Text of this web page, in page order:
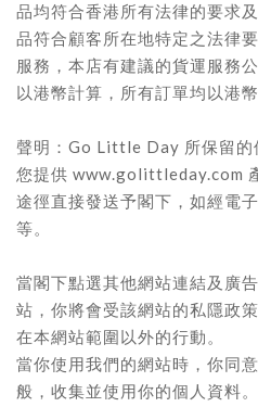
品均符合香港所有法律的要求
品符合顧客所在地特定之法律
服務，本店有建議的貨運服務
以港幣計算，所有訂單均以港幣
聲明：Go Little Day 所保留的
您提供 www.golittleday.com
途徑直接發送予閣下，如經電
等。
當閣下點選其他網站連結及廣
站，你將會受該網站的私隱政
在本網站範圍以外的行動。
當你使用我們的網站時，你同
般，收集並使用你的個人資料